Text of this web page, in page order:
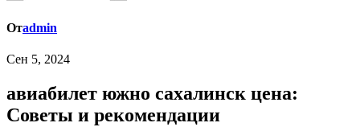
Отadmin
Сен 5, 2024
авиабилет южно сахалинск цена:
Советы и рекомендации